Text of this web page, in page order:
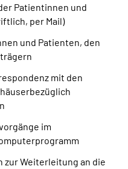
Patientinnen und
per Mail)
und Patienten, den
mit den
im
zur Weiterleitung an die